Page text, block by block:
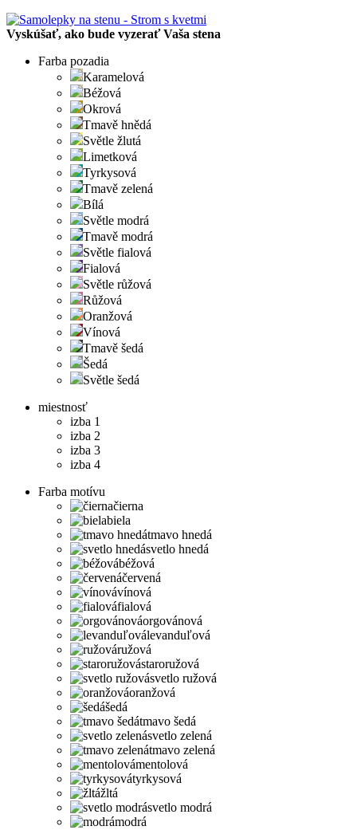
Vyskúšať, ako bude vyzerať Vaša stena
Farba pozadia
Karamelová
Béžová
Okrová
Tmavě hnědá
Světle žlutá
Limetková
Tyrkysová
Tmavě zelená
Bílá
Světle modrá
Tmavě modrá
Světle fialová
Fialová
Světle růžová
Růžová
Oranžová
Vínová
Tmavě šedá
Šedá
Světle šedá
miestnosť
izba 1
izba 2
izba 3
izba 4
Farba motívu
čierna
biela
tmavo hnedá
svetlo hnedá
béžová
červená
vínová
fialová
orgovánová
levanduľová
ružová
staroružová
svetlo ružová
oranžová
šedá
tmavo šedá
svetlo zelená
tmavo zelená
mentolová
tyrkysová
žltá
svetlo modrá
modrá